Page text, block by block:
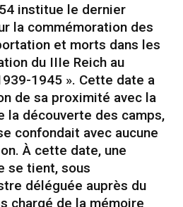
institue le dernier
la commémoration des
et morts dans les
du IIIe Reich au
1945 ». Cette date a
de sa proximité avec la
la découverte des camps,
confondait avec aucune
À cette date, une
se tient, sous
déléguée auprès du
chargé de la mémoire